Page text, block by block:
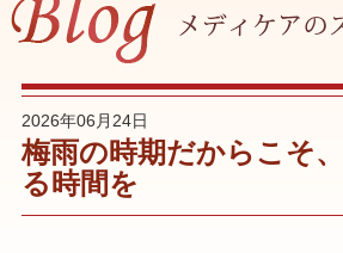
2026年06月24日
梅雨の時期だからこそ
る時間を